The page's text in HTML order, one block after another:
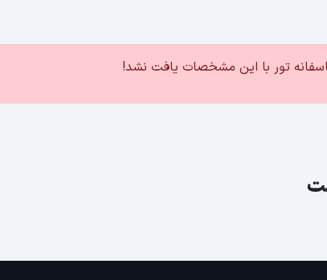
تور با این مشخصات یافت نشد!